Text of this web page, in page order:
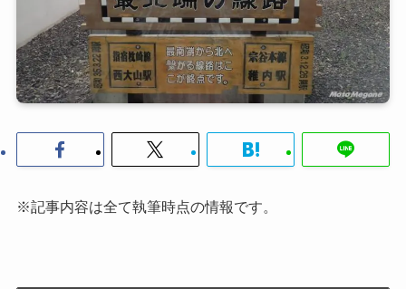
※記事内容は全て執筆時点の情報です。